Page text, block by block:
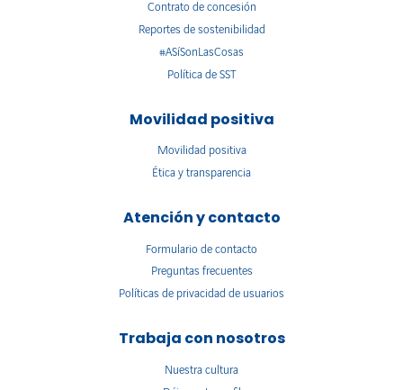
Contrato de concesión
Reportes de sostenibilidad
#ASíSonLasCosas
Política de SST
Movilidad positiva
Movilidad positiva
Ética y transparencia
Atención y contacto
Formulario de contacto
Preguntas frecuentes
Políticas de privacidad de usuarios
Trabaja con nosotros
Nuestra cultura